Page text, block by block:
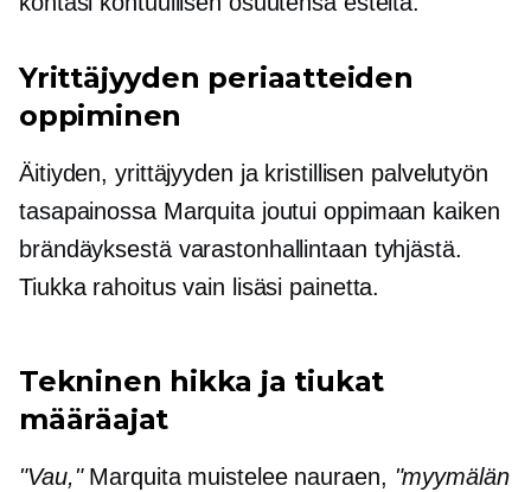
Yrittäjyyden periaatteiden
oppiminen
Äitiyden, yrittäjyyden ja kristillisen palvelutyön
tasapainossa Marquita joutui oppimaan kaiken
brändäyksestä varastonhallintaan tyhjästä.
Tiukka rahoitus vain lisäsi painetta.
Tekninen hikka ja tiukat
määräajat
"Vau,"Marquita muistelee nauraen, "myymälän